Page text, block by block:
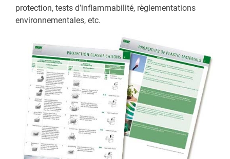
protection, tests d’inflammabilité, règlementations
environnementales, etc.